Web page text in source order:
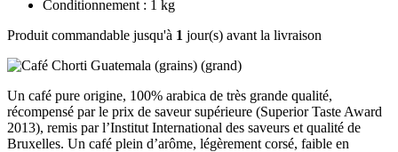
Conditionnement : 1 kg
Produit commandable jusqu'à 1 jour(s) avant la livraison
Un café pure origine, 100% arabica de très grande qualité,
récompensé par le prix de saveur supérieure (Superior Taste Award
2013), remis par l’Institut International des saveurs et qualité de
Bruxelles. Un café plein d’arôme, légèrement corsé, faible en